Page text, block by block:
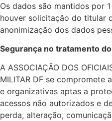
Os dados são mantidos por
houver solicitação do titular
anonimização dos dados
Segurança no tratamento
A ASSOCIAÇÃO DOS
MILITAR DF se compromete
e organizativas aptas a
acessos não autorizados e
perda, alteração,